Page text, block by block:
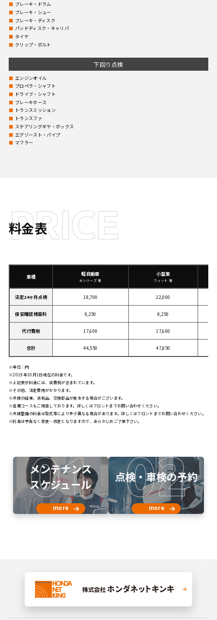
ブレーキ・ドラム
ブレーキ・シュー
ブレーキ・ディスク
パッドディスク・キャリパ
タイヤ
クリップ・ボルト
下回り点検
エンジンオイル
プロペラ・シャフト
ドライブ・シャフト
ブレーキホース
トランスミッション
トランスファ
ステアリングギヤ・ボックス
エグゾースト・パイプ
マフラー
料金表
PRICE
車種 軽自動車
Nシリーズ 等
小型車
フィット 等
法定24ヶ月点検 18,700 22,000
保安確認検査料 8,250 8,250
代行費用 17,600 17,600
合計 44,550 47,850
単位：円
2019年10月1日現在の料金です。
上記表示料金には、消費税が含まれています。
その他、法定費用がかかります。
点検の結果、消耗品、交換部品が発生する場合がございます。
各種コースもご用意しております。詳しくはフロントまでお問い合わせください。
点検整備の料金は型式等により多少異なる場合があります。詳しくはフロントまでお問い合わせください。
料金は予告なく変更・改定となりますので、あらかじめご了承下さい。
01
メンテナンス
スケジュール
more
02
点検・車検の予約
more